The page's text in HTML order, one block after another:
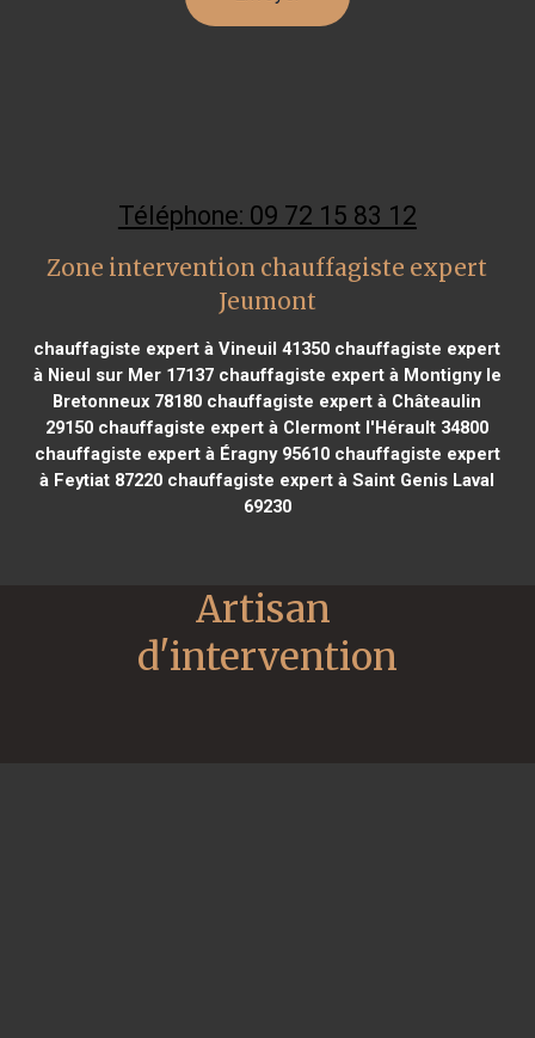
Téléphone: 09 72 15 83 12
Zone intervention chauffagiste expert
Jeumont
chauffagiste expert à Vineuil 41350 chauffagiste expert
à Nieul sur Mer 17137chauffagiste expert à Montigny le
Bretonneux 78180 chauffagiste expert à Châteaulin
29150 chauffagiste expert à Clermont l'Hérault 34800
chauffagiste expert à Éragny 95610chauffagiste expert
à Feytiat 87220 chauffagiste expert à Saint Genis Laval
69230
Artisan
d'intervention